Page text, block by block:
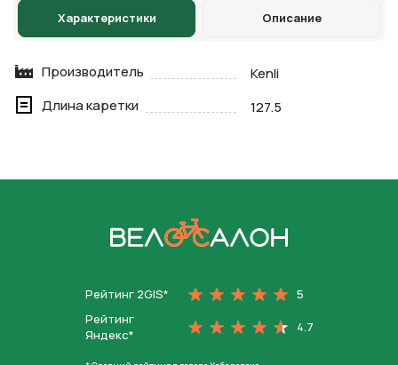
Характеристики Описание
Производитель
Kenli
Длина каретки
127.5
Рейтинг 2GIS*
5
Рейтинг
Яндекс*
4.7